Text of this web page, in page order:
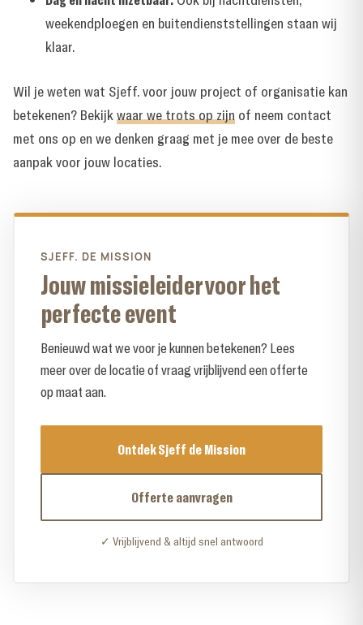
weekendploegen en buitendienststellingen staan wij
klaar.
Wil je weten wat Sjeff. voor jouw project of organisatie kan
betekenen? Bekijkwaar we trots op zijn of neem contact
met ons op en we denken graag met je mee over de beste
aanpak voor jouw locaties.
SJEFF. DE MISSION
Jouw missieleider voor het
perfecte event
Benieuwd wat we voor je kunnen betekenen? Lees
meer over de locatie of vraag vrijblijvend een offerte
op maat aan.
Ontdek Sjeff de Mission
Offerte aanvragen
✓ Vrijblijvend & altijd snel antwoord